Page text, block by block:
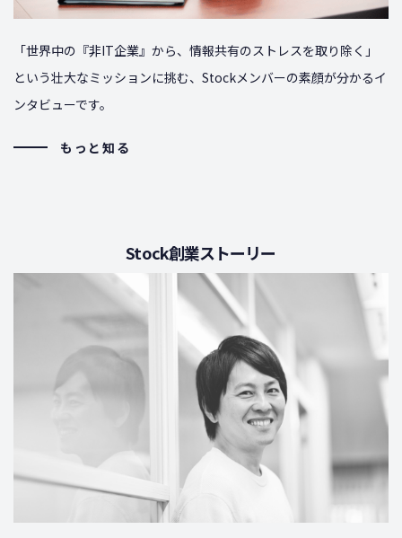
「世界中の『非IT企業』から、情報共有のストレスを取り除く」
という壮大なミッションに挑む、Stockメンバーの素顔が分かるイ
ンタビューです。
もっと知る
Stock創業ストーリー